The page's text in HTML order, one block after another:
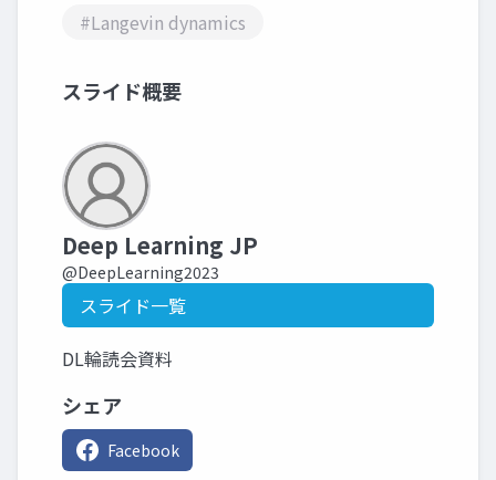
#Langevin dynamics
スライド概要
Deep Learning JP
@DeepLearning2023
スライド一覧
DL輪読会資料
シェア
Facebook